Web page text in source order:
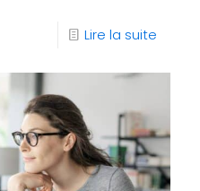
Lire la suite